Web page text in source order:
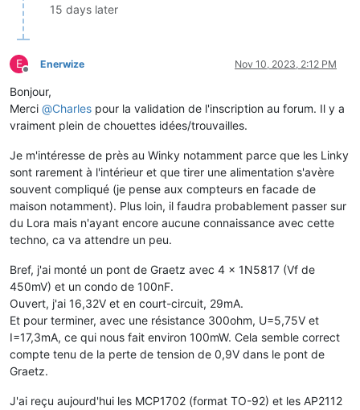
15 days later
E
Offline
Enerwize Nov 10, 2023, 2:12 PM
Bonjour,
Merci @Charles pour la validation de l'inscription au forum. Il y a
vraiment plein de chouettes idées/trouvailles.
Je m'intéresse de près au Winky notamment parce que les Linky
sont rarement à l'intérieur et que tirer une alimentation s'avère
souvent compliqué (je pense aux compteurs en facade de
maison notamment). Plus loin, il faudra probablement passer sur
du Lora mais n'ayant encore aucune connaissance avec cette
techno, ca va attendre un peu.
Bref, j'ai monté un pont de Graetz avec 4 x 1N5817 (Vf de
450mV) et un condo de 100nF.
Ouvert, j'ai 16,32V et en court-circuit, 29mA.
Et pour terminer, avec une résistance 300ohm, U=5,75V et
I=17,3mA, ce qui nous fait environ 100mW. Cela semble correct
compte tenu de la perte de tension de 0,9V dans le pont de
Graetz.
J'ai reçu aujourd'hui les MCP1702 (format TO-92) et les AP2112